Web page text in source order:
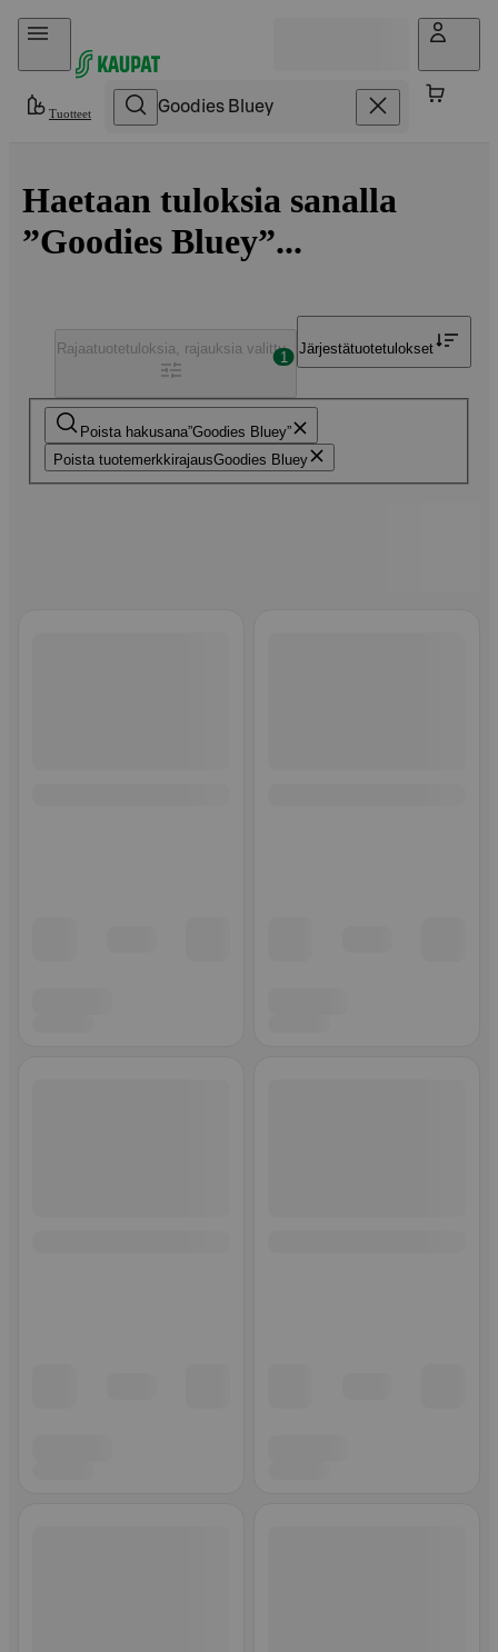
Hyppää sisältöön
Tuotteet
Haetaan tuloksia sanalla
”Goodies Bluey”...
Poista hakusana Goodies Bluey
Poista tuotemerkkirajausGoodies Bluey
Rajaatuotetuloksia, rajauksia valittu
1
Järjestätuotetulokset